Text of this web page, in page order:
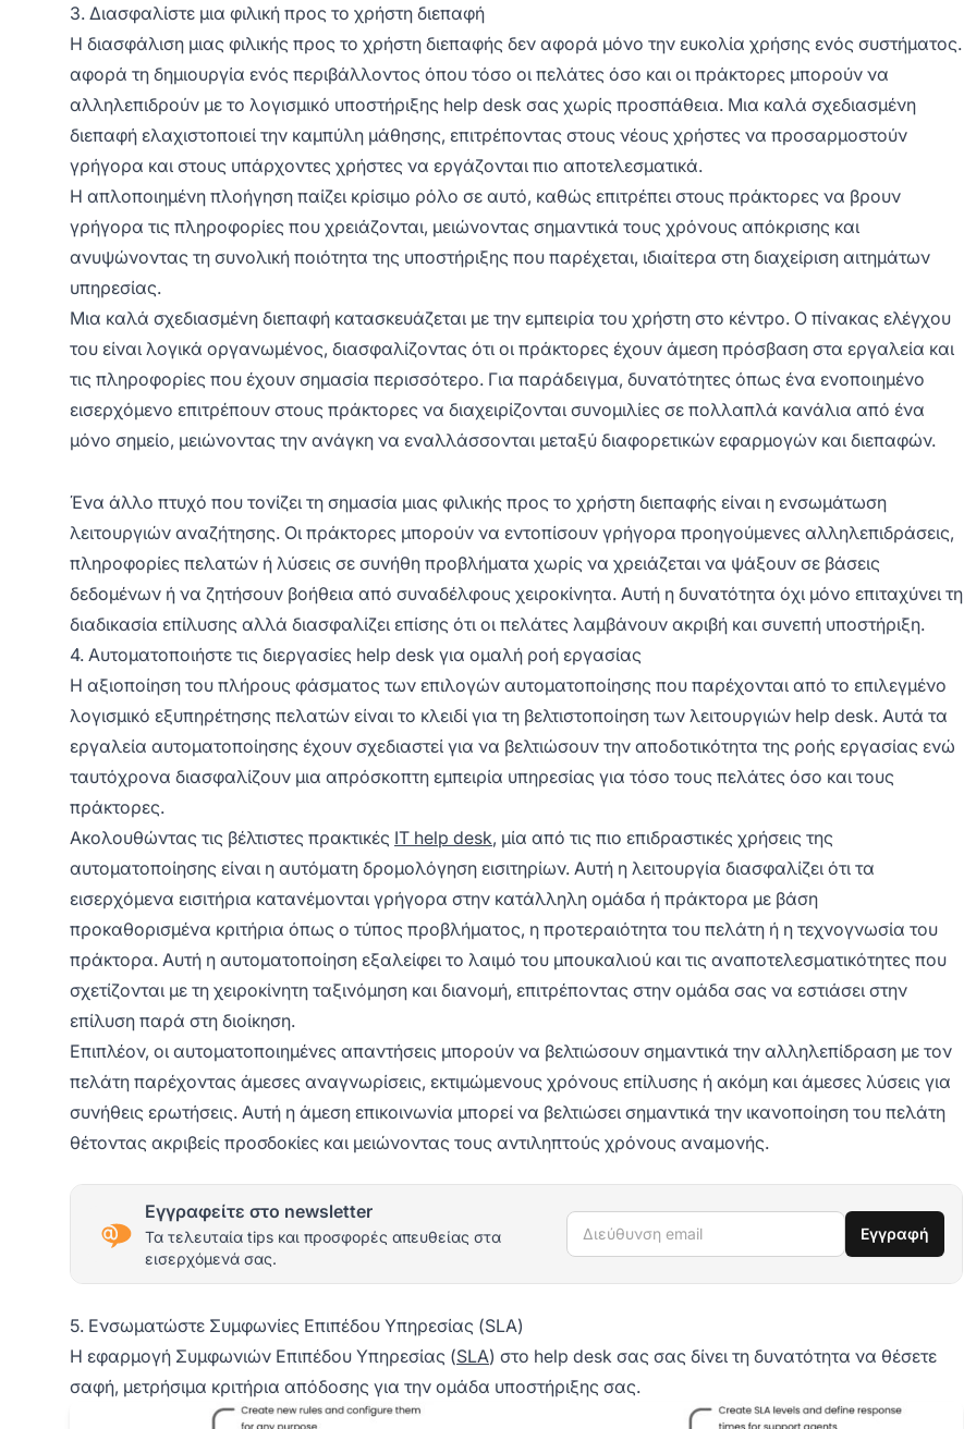
3. Διασφαλίστε μια φιλική προς το χρήστη διεπαφή
Η διασφάλιση μιας φιλικής προς το χρήστη διεπαφής δεν αφορά μόνο την ευκολία χρήσης ενός συστήματος.
αφορά τη δημιουργία ενός περιβάλλοντος όπου τόσο οι πελάτες όσο και οι πράκτορες μπορούν να
αλληλεπιδρούν με το λογισμικό υποστήριξης help desk σας χωρίς προσπάθεια. Μια καλά σχεδιασμένη
διεπαφή ελαχιστοποιεί την καμπύλη μάθησης, επιτρέποντας στους νέους χρήστες να προσαρμοστούν
γρήγορα και στους υπάρχοντες χρήστες να εργάζονται πιο αποτελεσματικά.
Η απλοποιημένη πλοήγηση παίζει κρίσιμο ρόλο σε αυτό, καθώς επιτρέπει στους πράκτορες να βρουν
γρήγορα τις πληροφορίες που χρειάζονται, μειώνοντας σημαντικά τους χρόνους απόκρισης και
ανυψώνοντας τη συνολική ποιότητα της υποστήριξης που παρέχεται, ιδιαίτερα στη διαχείριση αιτημάτων
υπηρεσίας.
Μια καλά σχεδιασμένη διεπαφή κατασκευάζεται με την εμπειρία του χρήστη στο κέντρο. Ο πίνακας ελέγχου
του είναι λογικά οργανωμένος, διασφαλίζοντας ότι οι πράκτορες έχουν άμεση πρόσβαση στα εργαλεία και
τις πληροφορίες που έχουν σημασία περισσότερο. Για παράδειγμα, δυνατότητες όπως ένα ενοποιημένο
εισερχόμενο επιτρέπουν στους πράκτορες να διαχειρίζονται συνομιλίες σε πολλαπλά κανάλια από ένα
μόνο σημείο, μειώνοντας την ανάγκη να εναλλάσσονται μεταξύ διαφορετικών εφαρμογών και διεπαφών.
Ένα άλλο πτυχό που τονίζει τη σημασία μιας φιλικής προς το χρήστη διεπαφής είναι η ενσωμάτωση
λειτουργιών αναζήτησης. Οι πράκτορες μπορούν να εντοπίσουν γρήγορα προηγούμενες αλληλεπιδράσεις,
πληροφορίες πελατών ή λύσεις σε συνήθη προβλήματα χωρίς να χρειάζεται να ψάξουν σε βάσεις
δεδομένων ή να ζητήσουν βοήθεια από συναδέλφους χειροκίνητα. Αυτή η δυνατότητα όχι μόνο επιταχύνει τη
διαδικασία επίλυσης αλλά διασφαλίζει επίσης ότι οι πελάτες λαμβάνουν ακριβή και συνεπή υποστήριξη.
4. Αυτοματοποιήστε τις διεργασίες help desk για ομαλή ροή εργασίας
Η αξιοποίηση του πλήρους φάσματος των επιλογών αυτοματοποίησης που παρέχονται από το επιλεγμένο
λογισμικό εξυπηρέτησης πελατών είναι το κλειδί για τη βελτιστοποίηση των λειτουργιών help desk. Αυτά τα
εργαλεία αυτοματοποίησης έχουν σχεδιαστεί για να βελτιώσουν την αποδοτικότητα της ροής εργασίας ενώ
ταυτόχρονα διασφαλίζουν μια απρόσκοπτη εμπειρία υπηρεσίας για τόσο τους πελάτες όσο και τους
πράκτορες.
Ακολουθώντας τις βέλτιστες πρακτικές IT help desk, μία από τις πιο επιδραστικές χρήσεις της
αυτοματοποίησης είναι η αυτόματη δρομολόγηση εισιτηρίων. Αυτή η λειτουργία διασφαλίζει ότι τα
εισερχόμενα εισιτήρια κατανέμονται γρήγορα στην κατάλληλη ομάδα ή πράκτορα με βάση
προκαθορισμένα κριτήρια όπως ο τύπος προβλήματος, η προτεραιότητα του πελάτη ή η τεχνογνωσία του
πράκτορα. Αυτή η αυτοματοποίηση εξαλείφει το λαιμό του μπουκαλιού και τις αναποτελεσματικότητες που
σχετίζονται με τη χειροκίνητη ταξινόμηση και διανομή, επιτρέποντας στην ομάδα σας να εστιάσει στην
επίλυση παρά στη διοίκηση.
Επιπλέον, οι αυτοματοποιημένες απαντήσεις μπορούν να βελτιώσουν σημαντικά την αλληλεπίδραση με τον
πελάτη παρέχοντας άμεσες αναγνωρίσεις, εκτιμώμενους χρόνους επίλυσης ή ακόμη και άμεσες λύσεις για
συνήθεις ερωτήσεις. Αυτή η άμεση επικοινωνία μπορεί να βελτιώσει σημαντικά την ικανοποίηση του πελάτη
θέτοντας ακριβείς προσδοκίες και μειώνοντας τους αντιληπτούς χρόνους αναμονής.
Εγγραφείτε στο newsletter
Τα τελευταία tips και προσφορές απευθείας στα
εισερχόμενά σας.
Διεύθυνση email Εγγραφή
5. Ενσωματώστε Συμφωνίες Επιπέδου Υπηρεσίας (SLA)
Η εφαρμογή Συμφωνιών Επιπέδου Υπηρεσίας (SLA) στο help desk σας σας δίνει τη δυνατότητα να θέσετε
σαφή, μετρήσιμα κριτήρια απόδοσης για την ομάδα υποστήριξης σας.